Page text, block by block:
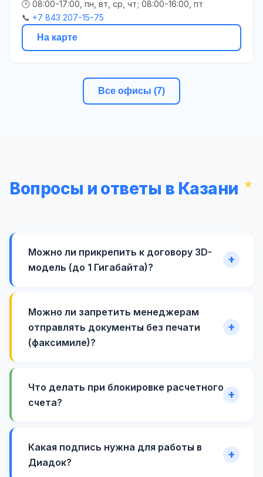
🕒 08:00-17:00, пн, вт, ср, чт; 08:00-16:00, пт
📞 +7 843 207-15-75
На карте
Все офисы (7)
Вопросы и ответы в Казани
Можно ли прикрепить к договору 3D-
модель (до 1 Гигабайта)?
Можно ли запретить менеджерам
отправлять документы без печати
(факсимиле)?
Что делать при блокировке расчетного
счета?
Какая подпись нужна для работы в
Диадок?